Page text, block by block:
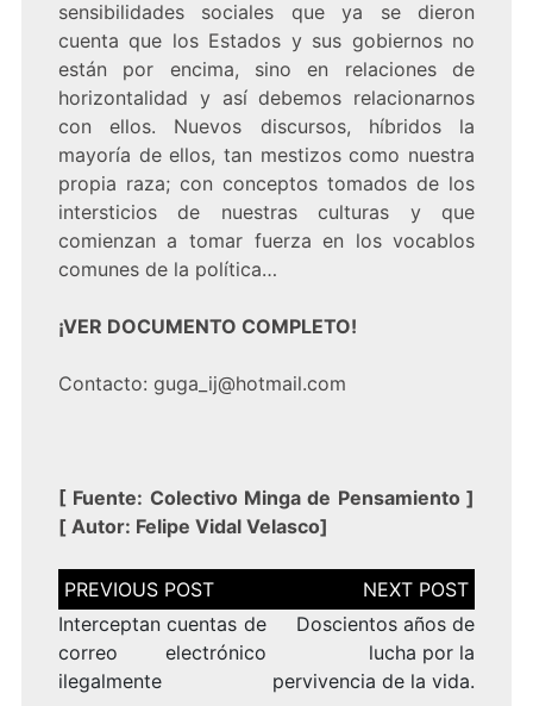
sensibilidades sociales que ya se dieron
cuenta que los Estados y sus gobiernos no
están por encima, sino en relaciones de
horizontalidad y así debemos relacionarnos
con ellos. Nuevos discursos, híbridos la
mayoría de ellos, tan mestizos como nuestra
propia raza; con conceptos tomados de los
intersticios de nuestras culturas y que
comienzan a tomar fuerza en los vocablos
comunes de la política…
¡VER DOCUMENTO COMPLETO!
Contacto: guga_ij@hotmail.com
[ Fuente: Colectivo Minga de Pensamiento]
[ Autor: Felipe Vidal Velasco]
Navegación
de
entradas
Interceptan cuentas de
correo electrónico
ilegalmente
Doscientos años de
lucha por la
pervivencia de la vida.